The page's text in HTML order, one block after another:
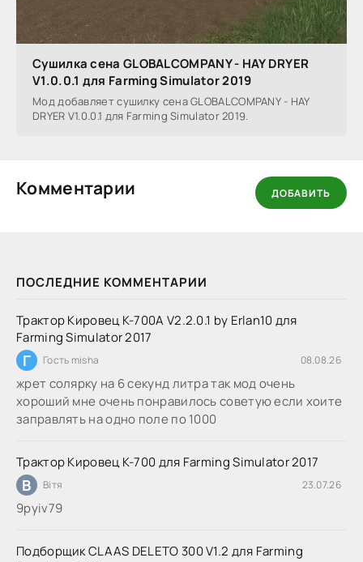
ПОСЛЕДНИЕ КОММЕНТАРИИ
Трактор Кировец К-700А V2.2.0.1 by Erlan10 для
Farming Simulator 2017
Г Гость misha 08.08.26
жрет солярку на 6 секунд литра так мод очень
хороший мне очень понравилось советую если хоите
заправлять на одно поле по 1000
Трактор Кировец К-700 для Farming Simulator 2017
В Вітя 23.07.26
9руіv79
Подборщик CLAAS DELETO 300 V1.2 для Farming
Сушилка сена GLOBALCOMPANY - HAY DRYER
V1.0.0.1 для Farming Simulator 2019
Мод добавляет сушилку сена GLOBALCOMPANY - HAY
DRYER V1.0.0.1 для Farming Simulator 2019.
Комментарии ДОБАВИТЬ